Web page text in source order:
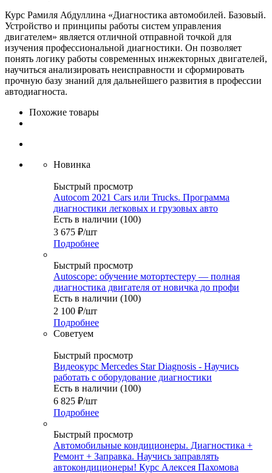
Курс Рамиля Абдуллина «Диагностика автомобилей. Базовый.
Устройство и принципы работы систем управления
двигателем» является отличной отправной точкой для
изучения профессиональной диагностики. Он позволяет
понять логику работы современных инжекторных двигателей,
научиться анализировать неисправности и сформировать
прочную базу знаний для дальнейшего развития в профессии
автодиагноста.
Похожие товары
Новинка
Быстрый просмотр
Autocom 2021 Cars или Trucks. Программа
диагностики легковых и грузовых авто
Есть в наличии (100)
3 675 ₽/шт
Подробнее
Быстрый просмотр
Autoscope: обучение мотортестеру — полная
диагностика двигателя от новичка до профи
Есть в наличии (100)
2 100 ₽/шт
Подробнее
Советуем
Быстрый просмотр
Видеокурс Mercedes Star Diagnosis - Научись
работать с оборудование диагностики
Есть в наличии (100)
6 825 ₽/шт
Подробнее
Быстрый просмотр
Автомобильные кондиционеры. Диагностика +
Ремонт + Заправка. Научись заправлять
автокондиционеры! Курс Алексея Пахомова